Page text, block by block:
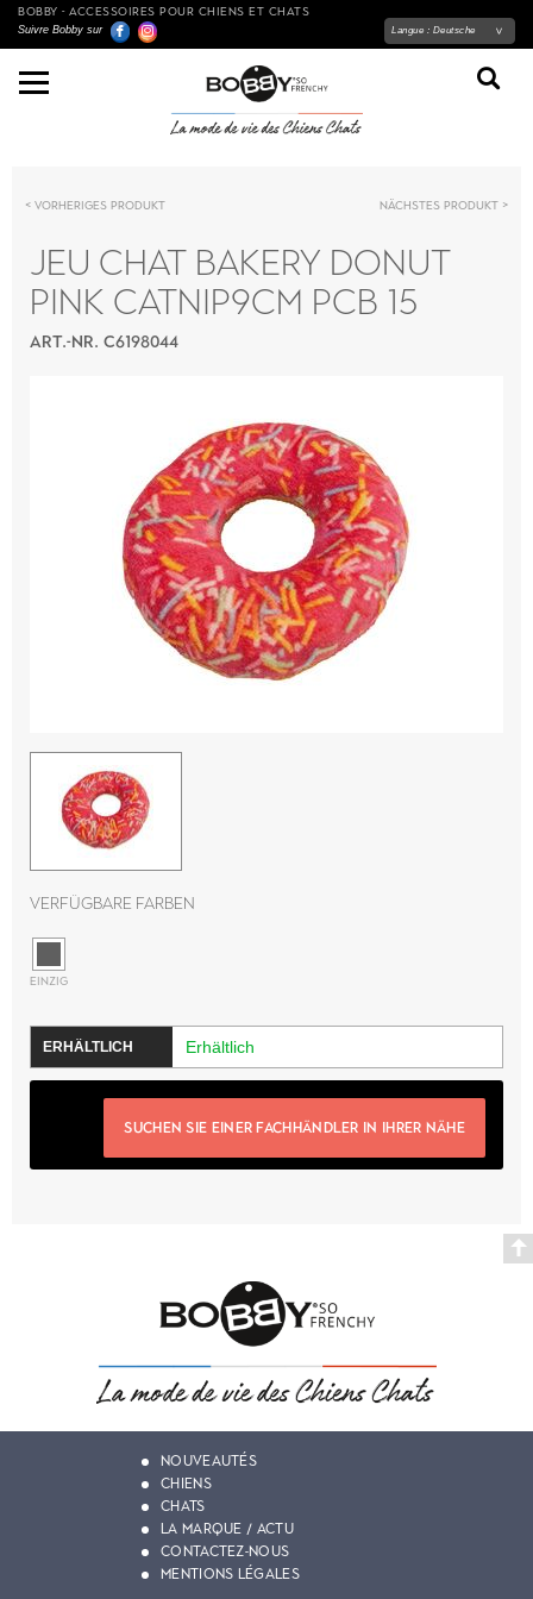
BOBBY - ACCESSOIRES POUR CHIENS ET CHATS
Suivre Bobby sur Langue : Deutsche
Vorheriges Produkt Nächstes Produkt
JEU CHAT BAKERY DONUT
PINK CATNIP9CM PCB 15
ART.-NR. C6198044
Verfügbare Farben
EINZIG
Erhältlich
SUCHEN SIE EINER FACHHÄNDLER IN IHRER NÄHE
NOUVEAUTÉS
CHIENS
CHATS
LA MARQUE / ACTU
CONTACTEZ-NOUS
MENTIONS LÉGALES